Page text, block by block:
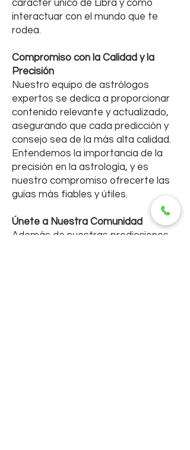
carácter único de Libra y cómo
interactuar con el mundo que te
rodea.
Compromiso con la Calidad y la
Precisión
Nuestro equipo de astrólogos
expertos se dedica a proporcionar
contenido relevante y actualizado,
asegurando que cada predicción y
consejo sea de la más alta calidad.
Entendemos la importancia de la
precisión en la astrología, y es
nuestro compromiso ofrecerte las
guías más fiables y útiles.
Únete a Nuestra Comunidad
Además de nuestras predicciones